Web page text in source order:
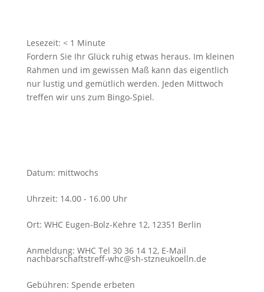
Lesezeit: < 1 Minute
Fordern Sie Ihr Glück ruhig etwas heraus. Im kleinen
Rahmen und im gewissen Maß kann das eigentlich
nur lustig und gemütlich werden. Jeden Mittwoch
treffen wir uns zum Bingo-Spiel.
Datum: mittwochs
Uhrzeit: 14.00 - 16.00 Uhr
Ort: WHC Eugen-Bolz-Kehre 12, 12351 Berlin
Anmeldung: WHC Tel 30 36 14 12, E-Mail
nachbarschaftstreff-whc@sh-stzneukoelln.de
Gebühren: Spende erbeten